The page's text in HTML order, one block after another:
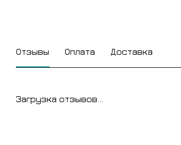
Отзывы Оплата Доставка
Загрузка отзывов...